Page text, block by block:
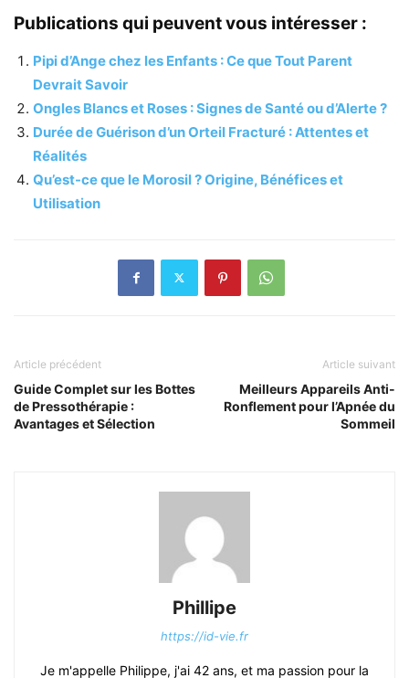
Publications qui peuvent vous intéresser :
Pipi d’Ange chez les Enfants : Ce que Tout Parent
Devrait Savoir
Ongles Blancs et Roses : Signes de Santé ou d’Alerte ?
Durée de Guérison d’un Orteil Fracturé : Attentes et
Réalités
Qu’est-ce que le Morosil ? Origine, Bénéfices et
Utilisation
Article précédent
Guide Complet sur les Bottes
de Pressothérapie :
Avantages et Sélection
Article suivant
Meilleurs Appareils Anti-
Ronflement pour l’Apnée du
Sommeil
Phillipe
https://id-vie.fr
Je m'appelle Philippe, j'ai 42 ans, et ma passion pour la